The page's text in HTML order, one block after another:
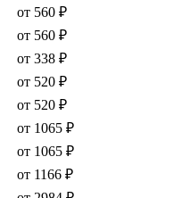
от 560 ₽
от 560 ₽
от 338 ₽
от 520 ₽
от 520 ₽
от 1065 ₽
от 1065 ₽
от 1166 ₽